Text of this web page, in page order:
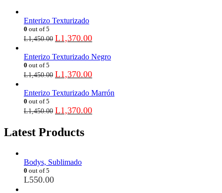
Enterizo Texturizado
0 out of 5
L1,450.00 L1,370.00
Enterizo Texturizado Negro
0 out of 5
L1,450.00 L1,370.00
Enterizo Texturizado Marrón
0 out of 5
L1,450.00 L1,370.00
Latest Products
Bodys, Sublimado
0 out of 5
L550.00